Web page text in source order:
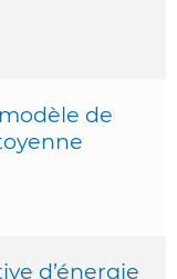
de
d’énergie